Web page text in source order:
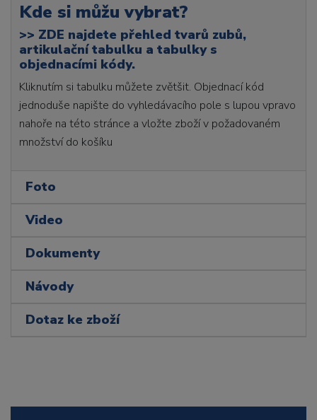
Kde si můžu vybrat?
>> ZDE najdete přehled tvarů zubů,
artikulační tabulku a tabulky s
objednacími kódy.
Kliknutím si tabulku můžete zvětšit. Objednací kód
jednoduše napište do vyhledávacího pole s lupou vpravo
nahoře na této stránce a vložte zboží v požadovaném
množství do košíku
Foto
Video
Dokumenty
Návody
Dotaz ke zboží